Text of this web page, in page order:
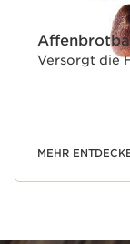
Versorgt die
MEHR